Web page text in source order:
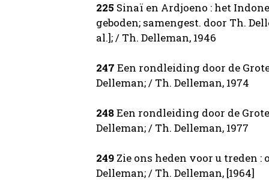
225 Sinaï en Ardjoeno : het
geboden; samengest. door Th.
al.]; / Th. Delleman, 1946
247 Een rondleiding door de
Delleman; / Th. Delleman, 1974
248Een rondleiding door de
Delleman; / Th. Delleman, 1977
249 Zie ons heden voor u treden
Delleman; / Th. Delleman, [1964]